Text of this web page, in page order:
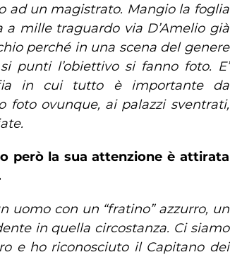
ad un magistrato. Mangio la foglia
a mille traguardo via D’Amelio già
perché in una scena del genere
punti l’obiettivo si fanno foto. E’
in cui tutto è importante da
foto ovunque, ai palazzi sventrati,
però la sua attenzione è attirata
uomo con un “fratino” azzurro, un
in quella circostanza. Ci siamo
e ho riconosciuto il Capitano dei